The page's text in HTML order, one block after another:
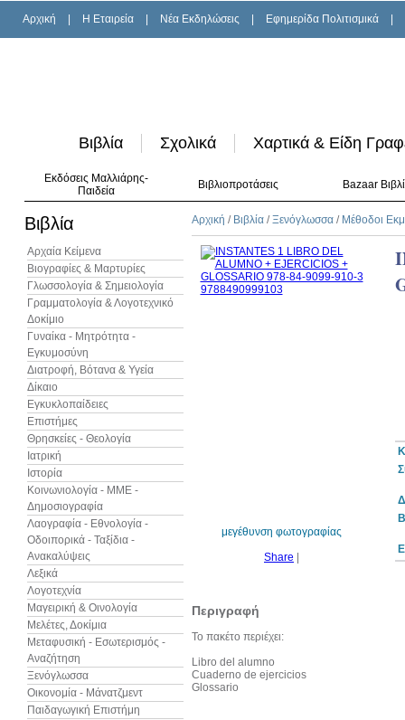
Αρχική H Εταιρεία Νέα Εκδηλώσεις Εφημερίδα Πολιτισμικά
Βιβλία Σχολικά Χαρτικά & Είδη
Εκδόσεις Μαλλιάρης-
Παιδεία
Βιβλιοπροτάσεις Bazaar
Βιβλία
Αρχαία Κείμενα
Βιογραφίες & Μαρτυρίες
Γλωσσολογία & Σημειολογία
Γραμματολογία & Λογοτεχνικό
Δοκίμιο
Γυναίκα - Μητρότητα -
Εγκυμοσύνη
Διατροφή, Βότανα & Υγεία
Δίκαιο
Εγκυκλοπαίδειες
Επιστήμες
Θρησκείες - Θεολογία
Ιατρική
Ιστορία
Κοινωνιολογία - ΜΜΕ -
Δημοσιογραφία
Λαογραφία - Εθνολογία -
Οδοιπορικά - Ταξίδια -
Ανακαλύψεις
Λεξικά
Λογοτεχνία
Μαγειρική & Οινολογία
Μελέτες, Δοκίμια
Μεταφυσική - Εσωτερισμός -
Αναζήτηση
Ξενόγλωσσα
Οικονομία - Μάνατζμεντ
Παιδαγωγική Επιστήμη
Αρχική / Βιβλία /Ξενόγλωσσα / Μέθοδοι
μεγέθυνση φωτογραφίας
Share
Περιγραφή
Το πακέτο περιέχει:
Libro del alumno
Cuaderno de ejercicios
Glossario